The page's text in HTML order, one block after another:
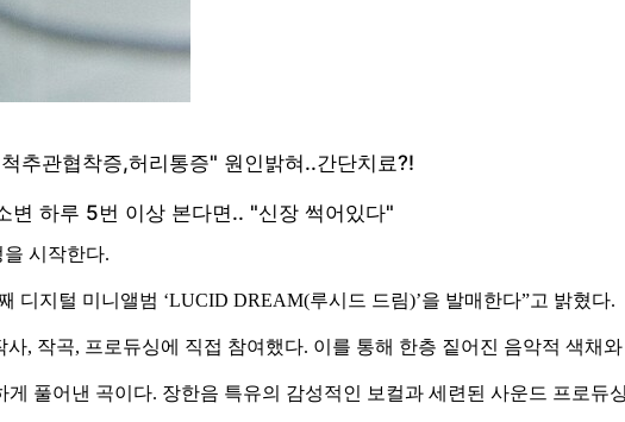
시작한다.
디지털 미니앨범 ‘LUCID DREAM(루시드 드림)’을 발매한다”고 밝혔다.
, 작곡, 프로듀싱에 직접 참여했다. 이를 통해 한층 짙어진 음악적 색채
게 풀어낸 곡이다. 장한음 특유의 감성적인 보컬과 세련된 사운드 프로듀